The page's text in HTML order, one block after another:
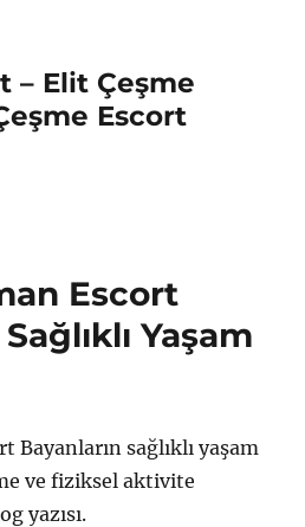
– Elit Çeşme
Escort
Escort
Yaşam
Bayanların sağlıklı yaşam
ve fiziksel aktivite
yazısı.